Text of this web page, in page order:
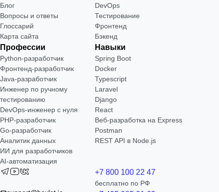
Блог
Вопросы и ответы
Глоссарий
Карта сайта
DevOps
Тестирование
Фронтенд
Бэкенд
Профессии
Python-разработчик
Фронтенд-разработчик
Java-разработчик
Инженер по ручному
тестированию
DevOps-инженер с нуля
РНР-разработчик
Go-разработчик
Аналитик данных
ИИ для разработчиков
AI-автоматизация
Навыки
Spring Boot
Docker
Typescript
Laravel
Django
React
Веб-разработка на Express
Postman
REST API в Node.js
+7 800 100 22 47
бесплатно по РФ